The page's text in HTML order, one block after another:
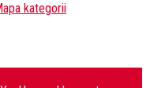
kategorii